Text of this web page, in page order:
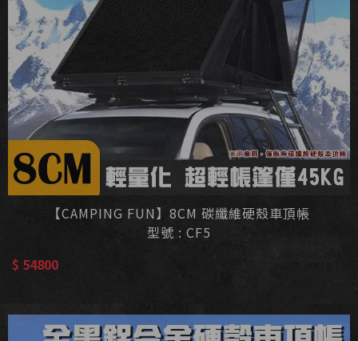
【CAMPING FUN】8CM 碳纖維硬殼車頂帳
型號 : CF5
$ 54800